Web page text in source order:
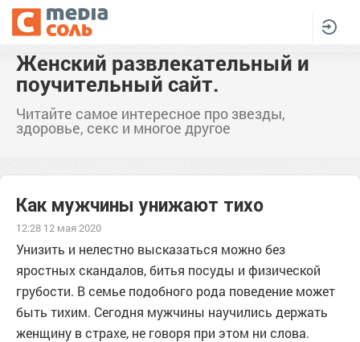
Женский развлекательный и
поучительный сайт.
Читайте самое интересное про звезды,
здоровье, секс и многое другое
Как мужчины унижают тихо
12:28 12 мая 2020
Унизить и нелестно высказаться можно без
яростных скандалов, битья посуды и физической
грубости. В семье подобного рода поведение может
быть тихим. Сегодня мужчины научились держать
женщину в страхе, не говоря при этом ни слова.